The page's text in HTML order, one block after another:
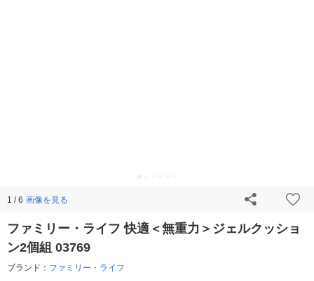
1 / 6 画像を見る
ファミリー・ライフ 快適＜無重力＞ジェルクッショ
ン2個組 03769
ブランド： ファミリー・ライフ